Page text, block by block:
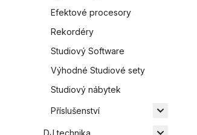
Efektové procesory
Rekordéry
Studiový Software
Výhodné Studiové sety
Studiový nábytek
Příslušenství
DJ technika